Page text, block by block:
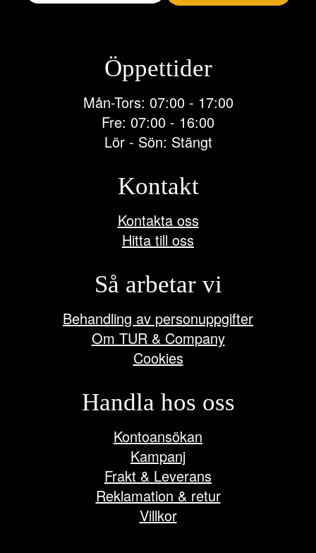
Öppettider
Mån-Tors: 07:00 - 17:00
Fre: 07:00 - 16:00
Lör - Sön: Stängt
Kontakt
Kontakta oss
Hitta till oss
Så arbetar vi
Behandling av personuppgifter
Om TUR & Company
Cookies
Handla hos oss
Kontoansökan
Kampanj
Frakt & Leverans
Reklamation & retur
Villkor